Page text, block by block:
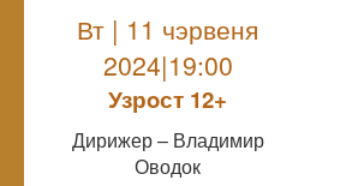
Вт | 11 чэрвеня
2024|19:00
Узрoст 12+
Дирижер – Владимир
Оводок